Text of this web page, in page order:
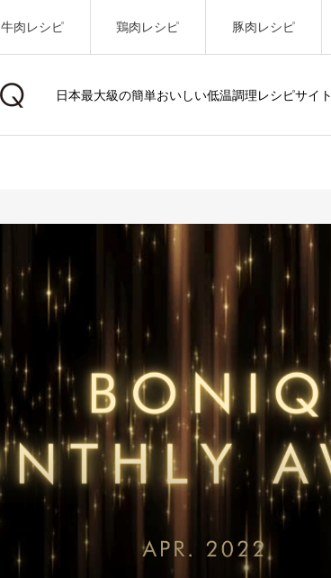
日本最大級の簡単おいしい低温調理レシピサイト
牛肉レシピ 鶏肉レシピ 豚肉レシピ